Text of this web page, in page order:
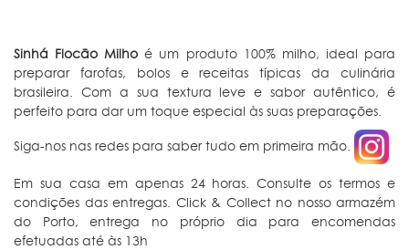
Sinhá Flocão Milhoé um produto 100% milho, ideal para
preparar farofas, bolos e receitas típicas da culinária
brasileira. Com a sua textura leve e sabor autêntico, é
perfeito para dar um toque especial às suas preparações.
Siga-nos nas redes para saber tudo em primeira mão.
Em sua casa em apenas 24 horas. Consulte os termos e
condições das entregas. Click & Collect no nosso armazém
do Porto, entrega no próprio dia para encomendas
efetuadas até às 13h